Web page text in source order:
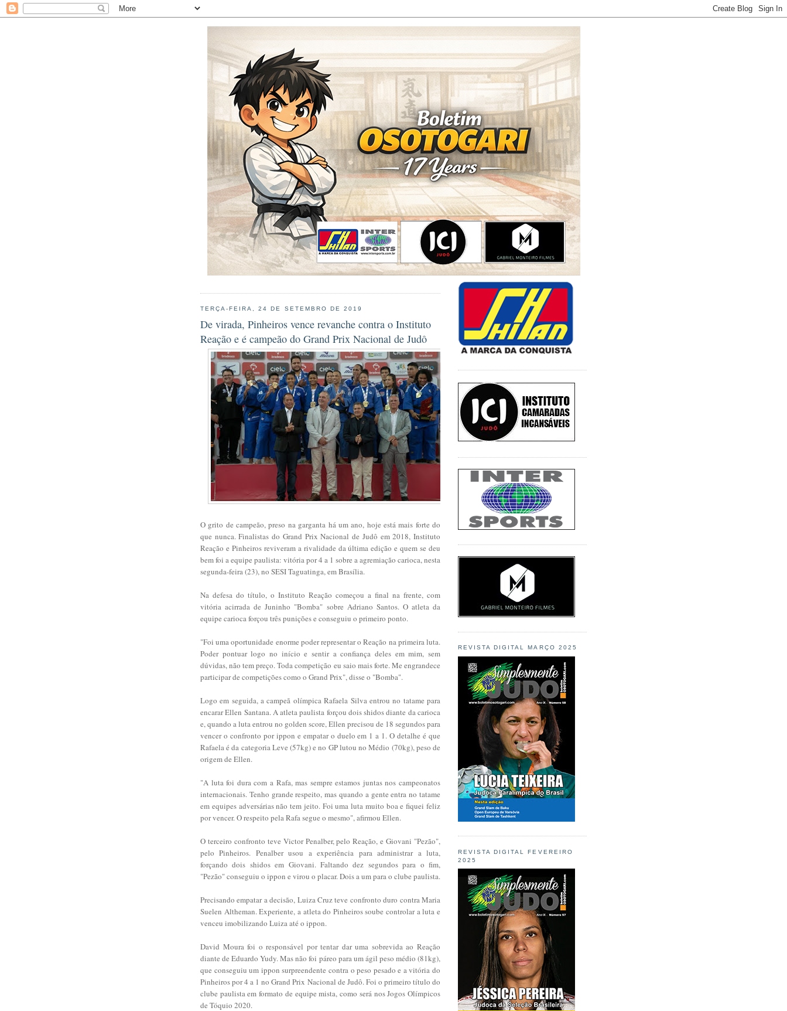
TERÇA-FEIRA, 24 DE SETEMBRO DE 2019
De virada, Pinheiros vence revanche contra o Instituto
Reação e é campeão do Grand Prix Nacional de Judô
O grito de campeão, preso na garganta há um ano, hoje está mais forte do
que nunca. Finalistas do Grand Prix Nacional de Judô em 2018, Instituto
Reação e Pinheiros reviveram a rivalidade da última edição e quem se deu
bem foi a equipe paulista: vitória por 4 a 1 sobre a agremiação carioca, nesta
segunda-feira (23), no SESI Taguatinga, em Brasília.
Na defesa do título, o Instituto Reação começou a final na frente, com
vitória acirrada de Juninho "Bomba" sobre Adriano Santos. O atleta da
equipe carioca forçou três punições e conseguiu o primeiro ponto.
"Foi uma oportunidade enorme poder representar o Reação na primeira luta.
Poder pontuar logo no início e sentir a confiança deles em mim, sem
dúvidas, não tem preço. Toda competição eu saio mais forte. Me engrandece
participar de competições como o Grand Prix", disse o "Bomba".
Logo em seguida, a campeã olímpica Rafaela Silva entrou no tatame para
encarar Ellen Santana. A atleta paulista forçou dois shidos diante da carioca
e, quando a luta entrou no golden score, Ellen precisou de 18 segundos para
vencer o confronto por ippon e empatar o duelo em 1 a 1. O detalhe é que
Rafaela é da categoria Leve (57kg) e no GP lutou no Médio (70kg), peso de
origem de Ellen.
"A luta foi dura com a Rafa, mas sempre estamos juntas nos campeonatos
internacionais. Tenho grande respeito, mas quando a gente entra no tatame
em equipes adversárias não tem jeito. Foi uma luta muito boa e fiquei feliz
por vencer. O respeito pela Rafa segue o mesmo", afirmou Ellen.
O terceiro confronto teve Victor Penalber, pelo Reação, e Giovani "Pezão",
pelo Pinheiros. Penalber usou a experiência para administrar a luta,
forçando dois shidos em Giovani. Faltando dez segundos para o fim,
"Pezão" conseguiu o ippon e virou o placar. Dois a um para o clube paulista.
Precisando empatar a decisão, Luiza Cruz teve confronto duro contra Maria
Suelen Altheman. Experiente, a atleta do Pinheiros soube controlar a luta e
venceu imobilizando Luiza até o ippon.
David Moura foi o responsável por tentar dar uma sobrevida ao Reação
diante de Eduardo Yudy. Mas não foi páreo para um ágil peso médio (81kg),
que conseguiu um ippon surpreendente contra o peso pesado e a vitória do
Pinheiros por 4 a 1 no Grand Prix Nacional de Judô. Foi o primeiro título do
clube paulista em formato de equipe mista, como será nos Jogos Olímpicos
de Tóquio 2020.
REVISTA DIGITAL MARÇO 2025
REVISTA DIGITAL FEVEREIRO
2025